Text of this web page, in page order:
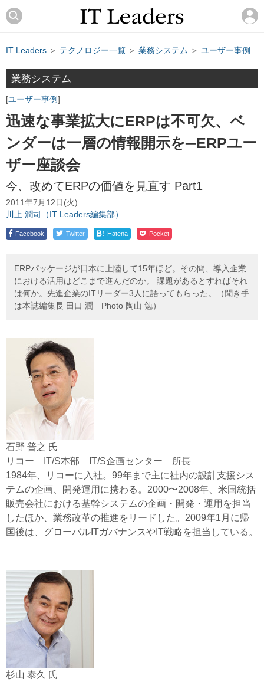
IT Leaders ＞ テクノロジー一覧 ＞ 業務システム ＞ ユーザー事例
業務システム
ユーザー事例
迅速な事業拡大にERPは不可欠、ベ
ンダーは一層の情報開示を─ERPユー
ザー座談会
今、改めてERPの価値を見直す Part1
2011年7月12日(火)
川上 潤司（IT Leaders編集部）
Facebook Twitter ! Hatena Pocket
ERPパッケージが日本に上陸して15年ほど。その間、導入企業
における活用はどこまで進んだのか。 課題があるとすればそれ
は何か。先進企業のITリーダー3人に語ってもらった。（聞き手
は本誌編集長 田口 潤 Photo 陶山 勉）
石野 普之 氏
リコー IT/S本部 IT/S企画センター 所長
1984年、リコーに入社。99年まで主に社内の設計支援シス
テムの企画、開発運用に携わる。2000〜2008年、米国統括
販売会社における基幹システムの企画・開発・運用を担当
したほか、業務改革の推進をリードした。2009年1月に帰
国後は、グローバルITガバナンスやIT戦略を担当している。
杉山 泰久 氏